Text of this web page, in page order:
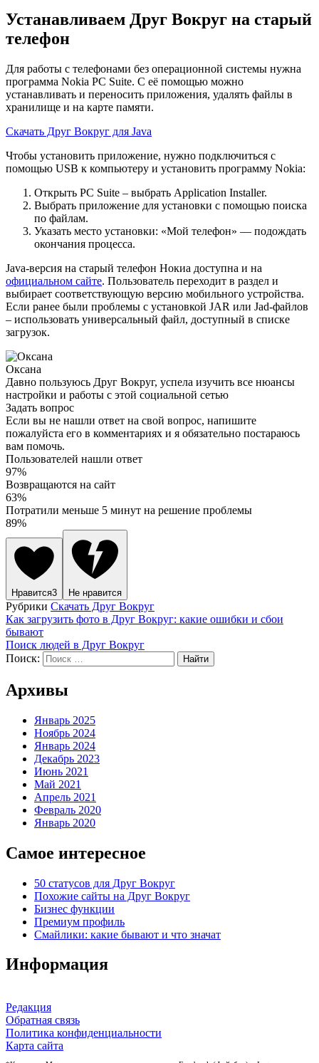
Устанавливаем Друг Вокруг на старый
телефон
Для работы с телефонами без операционной системы нужна
программа Nokia PC Suite. С её помощью можно
устанавливать и переносить приложения, удалять файлы в
хранилище и на карте памяти.
Скачать Друг Вокруг для Java
Чтобы установить приложение, нужно подключиться с
помощью USB к компьютеру и установить программу Nokia:
Открыть PC Suite – выбрать Application Installer.
Выбрать приложение для установки с помощью поиска
по файлам.
Указать место установки: «Мой телефон» — подождать
окончания процесса.
Java-версия на старый телефон Нокиа доступна и на
официальном сайте. Пользователь переходит в раздел и
выбирает соответствующую версию мобильного устройства.
Если ранее были проблемы с установкой JAR или Jad-файлов
– использовать универсальный файл, доступный в списке
загрузок.
Оксана
Давно пользуюсь Друг Вокруг, успела изучить все нюансы
настройки и работы с этой социальной сетью
Задать вопрос
Если вы не нашли ответ на свой вопрос, напишите
пожалуйста его в комментариях и я обязательно постараюсь
вам помочь.
Пользователей нашли ответ
97%
Возвращаются на сайт
63%
Потратили меньше 5 минут на решение проблемы
89%
Нравится3 Не нравится
Рубрики Скачать Друг Вокруг
Как загрузить фото в Друг Вокруг: какие ошибки и сбои
бывают
Поиск людей в Друг Вокруг
Поиск:
Архивы
Январь 2025
Ноябрь 2024
Январь 2024
Декабрь 2023
Июнь 2021
Май 2021
Апрель 2021
Февраль 2020
Январь 2020
Самое интересное
50 статусов для Друг Вокруг
Похожие сайты на Друг Вокруг
Бизнес функции
Премиум профиль
Смайлики: какие бывают и что значат
Информация
Редакция
Обратная связь
Политика конфиденциальности
Карта сайта